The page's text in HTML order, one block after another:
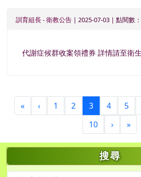
訓育組長-衛教公告 | 2025-07-03 | 點閱數
代謝症候群收案領禮券 詳情請至衛
«第一頁
‹上一頁
1 2 3(目前頁次)
4 5
10
›下一頁
»最
左邊區域內容 搜尋